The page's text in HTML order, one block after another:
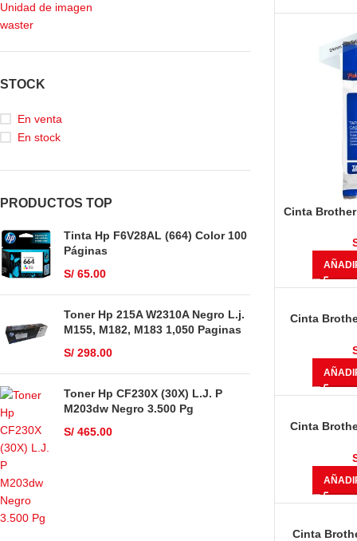
Unidad de imagen
waster
STOCK
En venta
En stock
PRODUCTOS TOP
Tinta Hp F6V28AL (664) Color 100
Páginas
S/ 65.00
Toner Hp 215A W2310A Negro L.j.
M155, M182, M183 1,050 Paginas
S/ 298.00
Toner Hp CF230X (30X) L.J. P
M203dw Negro 3.500 Pg
S/ 465.00
Cinta Brother
Cinta
Cinta
Cinta